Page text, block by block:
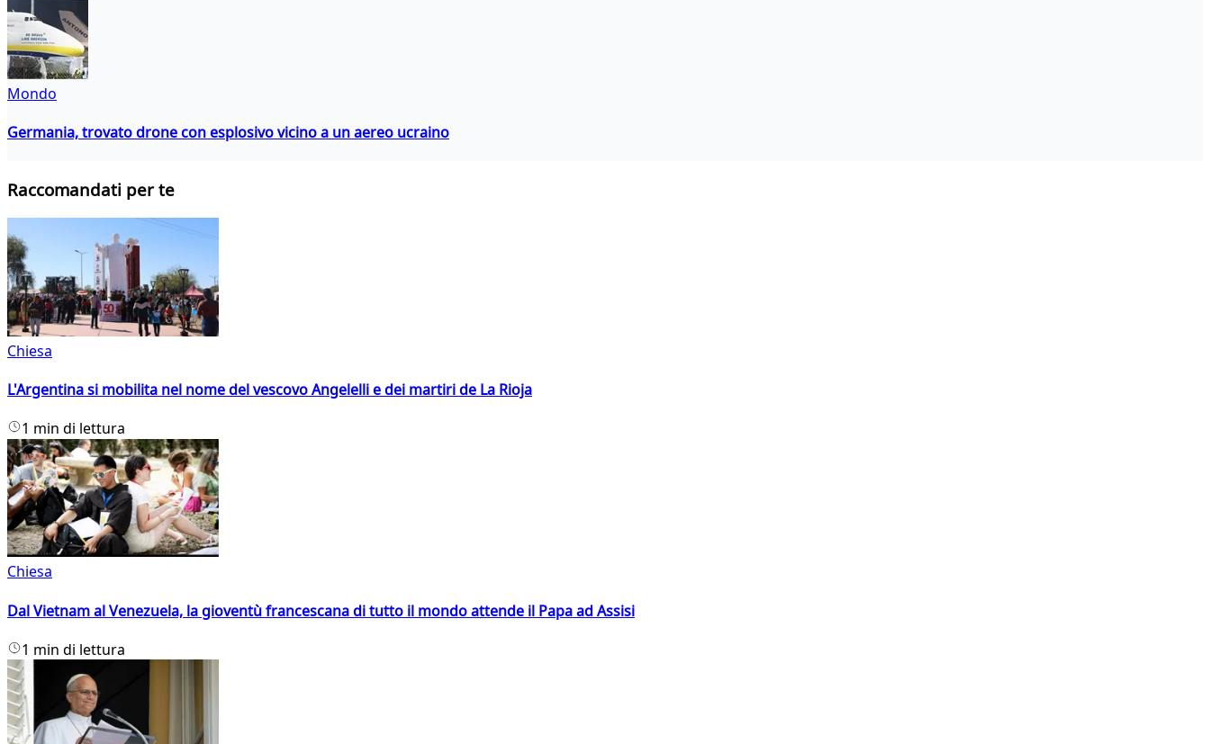
Mondo
Germania, trovato drone con esplosivo vicino a un aereo ucraino
Raccomandati per te
Chiesa
L'Argentina si mobilita nel nome del vescovo Angelelli e dei martiri de La Rioja
1 min di lettura
Chiesa
Dal Vietnam al Venezuela, la gioventù francescana di tutto il mondo attende il Papa ad Assisi
1 min di lettura